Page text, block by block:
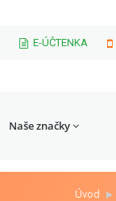
E-ÚČTENKA
Naše značky
Úvod